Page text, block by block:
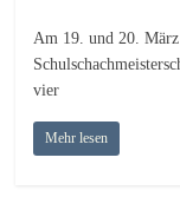
Am 19. und 20.
vier
Mehr lesen